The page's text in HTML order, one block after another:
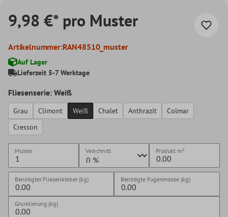
9,98 €* pro Muster
Artikelnummer:RAN48510_muster
Auf Lager
Lieferzeit 5-7 Werktage
Fliesenserie: Weiß
Grau Climont Weiß Chalet Anthrazit
Colmar
Cresson
Muster Verschnitt Produkt m²
Benötigter Fliesenkleber (kg) Benötigte Fugenmasse (kg)
Grundierung (kg)